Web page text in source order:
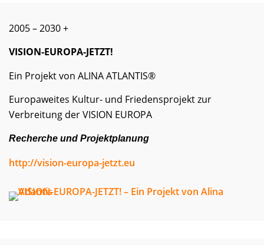
2005 – 2030 +
VISION-EUROPA-JETZT!
Ein Projekt von ALINA ATLANTIS®
Europaweites Kultur- und Friedensprojekt zur
Verbreitung der VISION EUROPA
Recherche und Projektplanung
http://vision-europa-jetzt.eu